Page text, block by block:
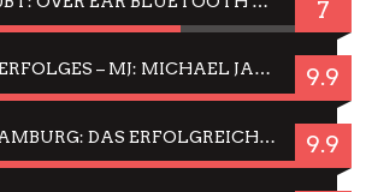
7
WEGEN DES ERFOLGES – MJ: MICHAEL JACKSON MUSICAL IN EINER MATINEE SEHEN 9.9
JELLYFISH HAMBURG: DAS ERFOLGREICHE SOMMER-MENÜ 2025 IN GEFÜHLEN UND BILDERN 9.9